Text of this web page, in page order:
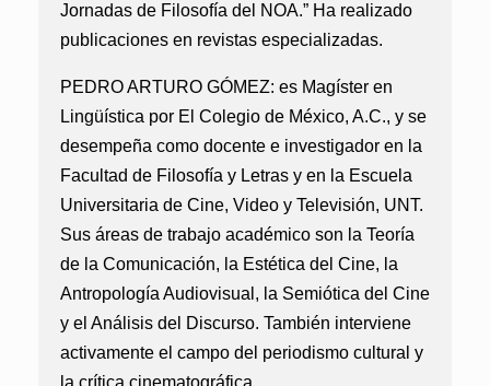
Jornadas de Filosofía del NOA.” Ha realizado
publicaciones en revistas especializadas.
PEDRO ARTURO GÓMEZ: es Magíster en
Lingüística por El Colegio de México, A.C., y se
desempeña como docente e investigador en la
Facultad de Filosofía y Letras y en la Escuela
Universitaria de Cine, Video y Televisión, UNT.
Sus áreas de trabajo académico son la Teoría
de la Comunicación, la Estética del Cine, la
Antropología Audiovisual, la Semiótica del Cine
y el Análisis del Discurso. También interviene
activamente el campo del periodismo cultural y
la crítica cinematográfica.